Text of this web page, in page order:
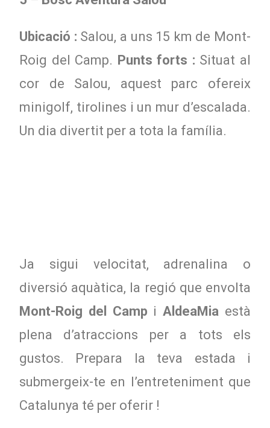
Ubicació : Salou, a uns 15 km de Mont-
Roig del Camp. Punts forts : Situat al
cor de Salou, aquest parc ofereix
minigolf, tirolines i un mur d’escalada.
Un dia divertit per a tota la família.
Ja sigui velocitat, adrenalina o
diversió aquàtica, la regió que envolta
Mont-Roig del Camp iAldeaMia està
plena d’atraccions per a tots els
gustos. Prepara la teva estada i
submergeix-te en l’entreteniment que
Catalunya té per oferir !